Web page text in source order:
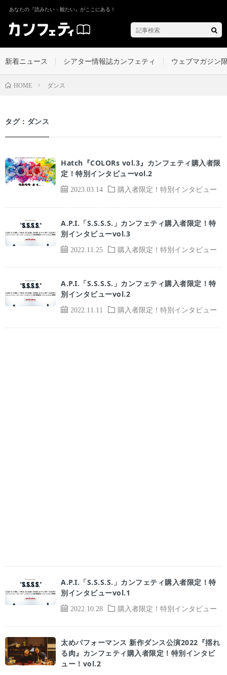
あなたの『読みたい・観たい』がここにある！
新着ニュース シアター情報誌カンフェティ ウェブマガジン
HOME ダンス
タグ：ダンス
2023.03.14 購入者限定！特別インタビュー
Hatch『COLORs vol.3』カンフェティ購入者限
定！特別インタビューvol.2
2022.11.25 購入者限定！特別インタビュー
A.P.I.「S.S.S.S.」カンフェティ購入者限定！特
別インタビューvol.3
2022.11.11 購入者限定！特別インタビュー
A.P.I.「S.S.S.S.」カンフェティ購入者限定！特
別インタビューvol.2
2022.10.28 購入者限定！特別インタビュー
A.P.I.「S.S.S.S.」カンフェティ購入者限定！特
別インタビューvol.1
太めパフォーマンス 新作ダンス公演2022『揺れ
る肉』カンフェティ購入者限定！特別インタビ
ュー！vol.2